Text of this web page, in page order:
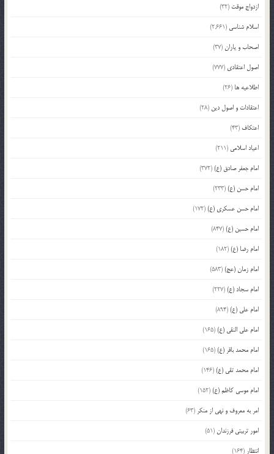
ازدواج موقت (32)
اسلام شناسی (2,661)
اصحاب و یاران(37)
اصول اعتقادی (777)
اطلاعیه ها (26)
اعتقادات و اصول دین (28)
اعتکاف (43)
اعیاد اسلامی (211)
امام جعفر صادق (ع)(372)
امام حسن (ع)(233)
امام حسن عسکری (ع)(172)
امام حسین (ع)(847)
امام رضا (ع)(182)
امام زمان (عج)(583)
امام سجاد (ع)(227)
امام علی (ع)(894)
امام علی النقی (ع)(165)
امام محمد باقر (ع)(165)
امام محمد تقی (ع)(146)
امام موسی کاظم (ع)(152)
امر به معروف و نهی از منکر (63)
امور تربیتی فرزندان(51)
انتظار (164)